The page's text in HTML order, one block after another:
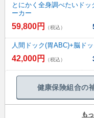
とにかく全身調べたいド
ーカー
59,800円 （税込）
人間ドック(胃ABC)+脳ドッ
42,000円 （税込）
健康保険組合の
も